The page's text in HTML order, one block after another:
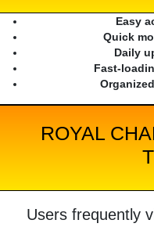
Easy
Quick
Daily
Fast-
ROYAL
Users frequently